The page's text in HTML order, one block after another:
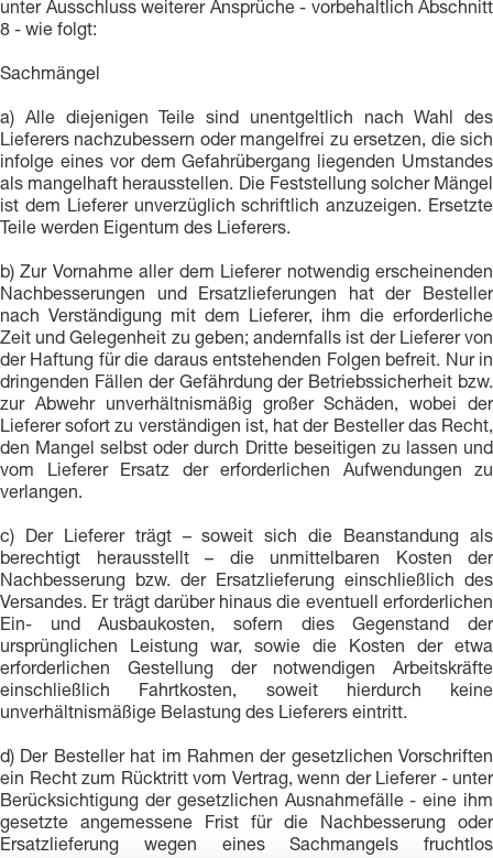
unter Ausschluss weiterer Ansprüche - vorbehaltlich Abschnitt
8 - wie folgt:
Sachmängel
a) Alle diejenigen Teile sind unentgeltlich nach Wahl des
Lieferers nachzubessern oder mangelfrei zu ersetzen, die sich
infolge eines vor dem Gefahrübergang liegenden Umstandes
als mangelhaft herausstellen. Die Feststellung solcher Mängel
ist dem Lieferer unverzüglich schriftlich anzuzeigen. Ersetzte
Teile werden Eigentum des Lieferers.
b) Zur Vornahme aller dem Lieferer notwendig erscheinenden
Nachbesserungen und Ersatzlieferungen hat der Besteller
nach Verständigung mit dem Lieferer, ihm die erforderliche
Zeit und Gelegenheit zu geben; andernfalls ist der Lieferer von
der Haftung für die daraus entstehenden Folgen befreit. Nur in
dringenden Fällen der Gefährdung der Betriebssicherheit bzw.
zur Abwehr unverhältnismäßig großer Schäden, wobei der
Lieferer sofort zu verständigen ist, hat der Besteller das Recht,
den Mangel selbst oder durch Dritte beseitigen zu lassen und
vom Lieferer Ersatz der erforderlichen Aufwendungen zu
verlangen.
c) Der Lieferer trägt – soweit sich die Beanstandung als
berechtigt herausstellt – die unmittelbaren Kosten der
Nachbesserung bzw. der Ersatzlieferung einschließlich des
Versandes. Er trägt darüber hinaus die eventuell erforderlichen
Ein- und Ausbaukosten, sofern dies Gegenstand der
ursprünglichen Leistung war, sowie die Kosten der etwa
erforderlichen Gestellung der notwendigen Arbeitskräfte
einschließlich Fahrtkosten, soweit hierdurch keine
unverhältnismäßige Belastung des Lieferers eintritt.
d) Der Besteller hat im Rahmen der gesetzlichen Vorschriften
ein Recht zum Rücktritt vom Vertrag, wenn der Lieferer - unter
Berücksichtigung der gesetzlichen Ausnahmefälle - eine ihm
gesetzte angemessene Frist für die Nachbesserung oder
Ersatzlieferung wegen eines Sachmangels fruchtlos